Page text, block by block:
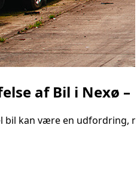
af Bil i Nexø –
bil kan være en udfordring,